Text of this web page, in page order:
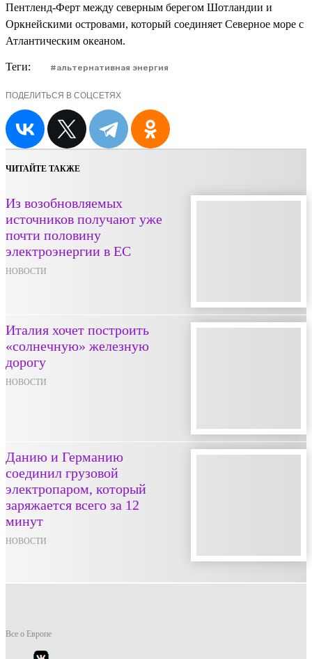
Пентленд-Ферт между северным берегом Шотландии и
Оркнейскими островами, который соединяет Северное море с
Атлантическим океаном.
Теги: альтернативная энергия
ПОДЕЛИТЬСЯ В СОЦСЕТЯХ
ЧИТАЙТЕ ТАКЖЕ
Из возобновляемых
источников получают уже
почти половину
электроэнергии в ЕС
НОВОСТИ
Италия хочет построить
«солнечную» железную
дорогу
НОВОСТИ
Данию и Германию
соединил грузовой
электропаром, который
заряжается всего за 12
минут
НОВОСТИ
Все о Европе
Элемент